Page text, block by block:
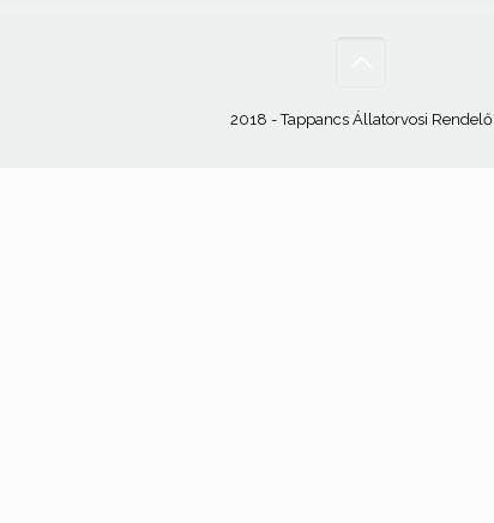
2018 - Tappancs Állatorvosi Rendelő